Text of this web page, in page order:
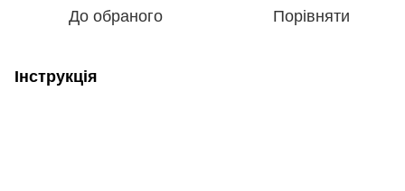
До обраного Порівняти
Інструкція